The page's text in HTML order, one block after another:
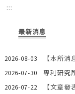
:::
最新消息
2026-08-03 【本所
2026-07-30 專利研究
2026-07-22